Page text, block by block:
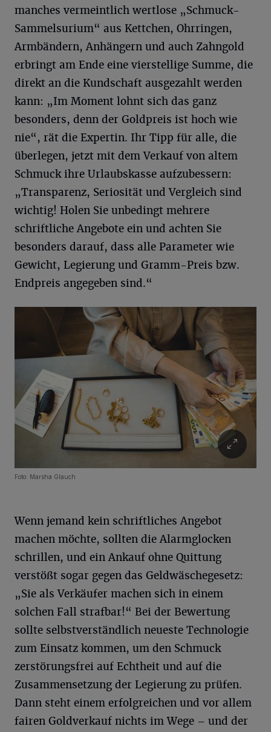
manches vermeintlich wertlose „Schmuck-
Sammelsurium“ aus Kettchen, Ohrringen,
Armbändern, Anhängern und auch Zahngold
erbringt am Ende eine vierstellige Summe, die
direkt an die Kundschaft ausgezahlt werden
kann: „Im Moment lohnt sich das ganz
besonders, denn der Goldpreis ist hoch wie
nie“, rät die Expertin. Ihr Tipp für alle, die
überlegen, jetzt mit dem Verkauf von altem
Schmuck ihre Urlaubskasse aufzubessern:
„Transparenz, Seriosität und Vergleich sind
wichtig! Holen Sie unbedingt mehrere
schriftliche Angebote ein und achten Sie
besonders darauf, dass alle Parameter wie
Gewicht, Legierung und Gramm-Preis bzw.
Endpreis angegeben sind.“
Foto: Marsha Glauch
Wenn jemand kein schriftliches Angebot
machen möchte, sollten die Alarmglocken
schrillen, und ein Ankauf ohne Quittung
verstößt sogar gegen das Geldwäschegesetz:
„Sie als Verkäufer machen sich in einem
solchen Fall strafbar!“ Bei der Bewertung
sollte selbstverständlich neueste Technologie
zum Einsatz kommen, um den Schmuck
zerstörungsfrei auf Echtheit und auf die
Zusammensetzung der Legierung zu prüfen.
Dann steht einem erfolgreichen und vor allem
fairen Goldverkauf nichts im Wege – und der